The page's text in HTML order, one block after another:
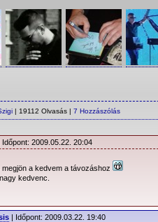
| 19112 Olvasás | 7 Hozzászólás
Időpont: 2009.05.22. 20:04
megjön a kedvem a távozáshoz
kedvenc.
| Időpont: 2009.03.22. 19:40